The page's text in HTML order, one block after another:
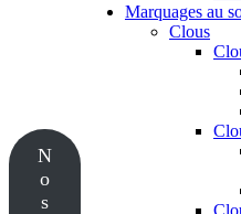
N
o
s
Marquages au
Clous